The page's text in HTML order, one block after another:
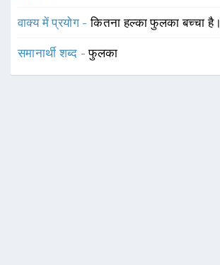
वाक्य में प्रयोग -कितना हल्का फुलका बच्चा है।
समानार्थी शब्द -फुलका